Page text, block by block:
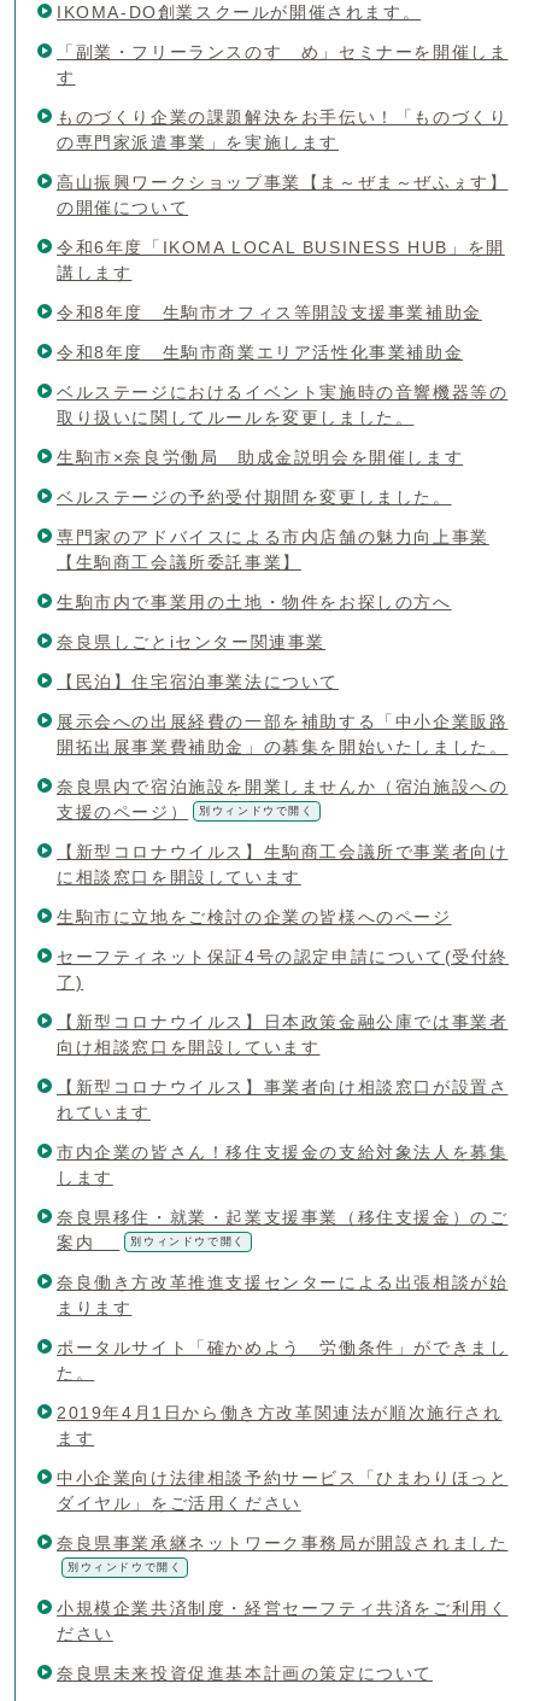
IKOMA-DO創業スクールが開催されます。
「副業・フリーランスのすゝめ」セミナーを開催しま
す
ものづくり企業の課題解決をお手伝い！「ものづくり
の専門家派遣事業」を実施します
高山振興ワークショップ事業【ま～ぜま～ぜふぇす】
の開催について
令和6年度「IKOMA LOCAL BUSINESS HUB」を開
講します
令和8年度 生駒市オフィス等開設支援事業補助金
令和8年度 生駒市商業エリア活性化事業補助金
ベルステージにおけるイベント実施時の音響機器等の
取り扱いに関してルールを変更しました。
生駒市×奈良労働局 助成金説明会を開催します
ベルステージの予約受付期間を変更しました。
専門家のアドバイスによる市内店舗の魅力向上事業
【生駒商工会議所委託事業】
生駒市内で事業用の土地・物件をお探しの方へ
奈良県しごとiセンター関連事業
【民泊】住宅宿泊事業法について
展示会への出展経費の一部を補助する「中小企業販路
開拓出展事業費補助金」の募集を開始いたしました。
奈良県内で宿泊施設を開業しませんか（宿泊施設への
支援のページ）
別ウィンドウで開く
【新型コロナウイルス】生駒商工会議所で事業者向け
に相談窓口を開設しています
生駒市に立地をご検討の企業の皆様へのページ
セーフティネット保証4号の認定申請について(受付終
了)
【新型コロナウイルス】日本政策金融公庫では事業者
向け相談窓口を開設しています
【新型コロナウイルス】事業者向け相談窓口が設置さ
れています
市内企業の皆さん！移住支援金の支給対象法人を募集
します
奈良県移住・就業・起業支援事業（移住支援金）のご
案内
別ウィンドウで開く
奈良働き方改革推進支援センターによる出張相談が始
まります
ポータルサイト「確かめよう 労働条件」ができまし
た。
2019年4月1日から働き方改革関連法が順次施行され
ます
中小企業向け法律相談予約サービス「ひまわりほっと
ダイヤル」をご活用ください
奈良県事業承継ネットワーク事務局が開設されました
別ウィンドウで開く
小規模企業共済制度・経営セーフティ共済をご利用く
ださい
奈良県未来投資促進基本計画の策定について